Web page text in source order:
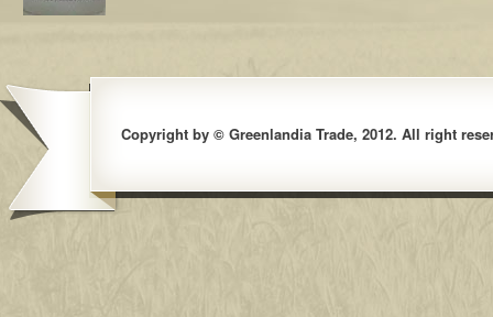
Copyright by © Greenlandia Trade, 2012. All right